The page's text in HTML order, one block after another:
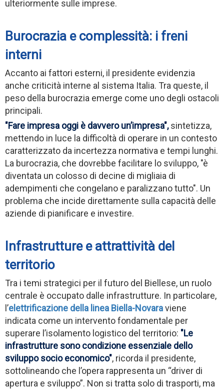
ulteriormente sulle imprese.
Burocrazia e complessità: i freni
interni
Accanto ai fattori esterni, il presidente evidenzia
anche criticità interne al sistema Italia. Tra queste, il
peso della burocrazia emerge come uno degli ostacoli
principali.
"Fare impresa oggi è davvero un’impresa",sintetizza,
mettendo in luce la difficoltà di operare in un contesto
caratterizzato da incertezza normativa e tempi lunghi.
La burocrazia, che dovrebbe facilitare lo sviluppo, "è
diventata un colosso di decine di migliaia di
adempimenti che congelano e paralizzano tutto". Un
problema che incide direttamente sulla capacità delle
aziende di pianificare e investire.
Infrastrutture e attrattività del
territorio
Tra i temi strategici per il futuro del Biellese, un ruolo
centrale è occupato dalle infrastrutture. In particolare,
l’elettrificazione della linea Biella-Novaraviene
indicata come un intervento fondamentale per
superare l’isolamento logistico del territorio: "Le
infrastrutture sono condizione essenziale dello
sviluppo socio economico", ricorda il presidente,
sottolineando che l’opera rappresenta un “driver di
apertura e sviluppo”. Non si tratta solo di trasporti, ma